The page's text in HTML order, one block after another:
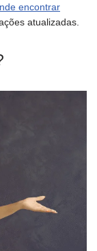
encontrar
atualizadas.